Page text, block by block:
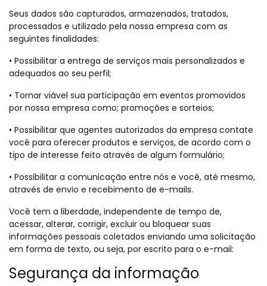
Seus dados são capturados, armazenados, tratados,
processados e utilizado pela nossa empresa com as
seguintes finalidades:
• Possibilitar a entrega de serviços mais personalizados e
adequados ao seu perfil;
• Tornar viável sua participação em eventos promovidos
por nossa empresa como; promoções e sorteios;
• Possibilitar que agentes autorizados da empresa contate
você para oferecer produtos e serviços, de acordo com o
tipo de interesse feito através de algum formulário;
• Possibilitar a comunicação entre nós e você, até mesmo,
através de envio e recebimento de e-mails.
Você tem a liberdade, independente de tempo de,
acessar, alterar, corrigir, excluir ou bloquear suas
informações pessoais coletados enviando uma solicitação
em forma de texto, ou seja, por escrito para o e-mail:
Segurança da informação